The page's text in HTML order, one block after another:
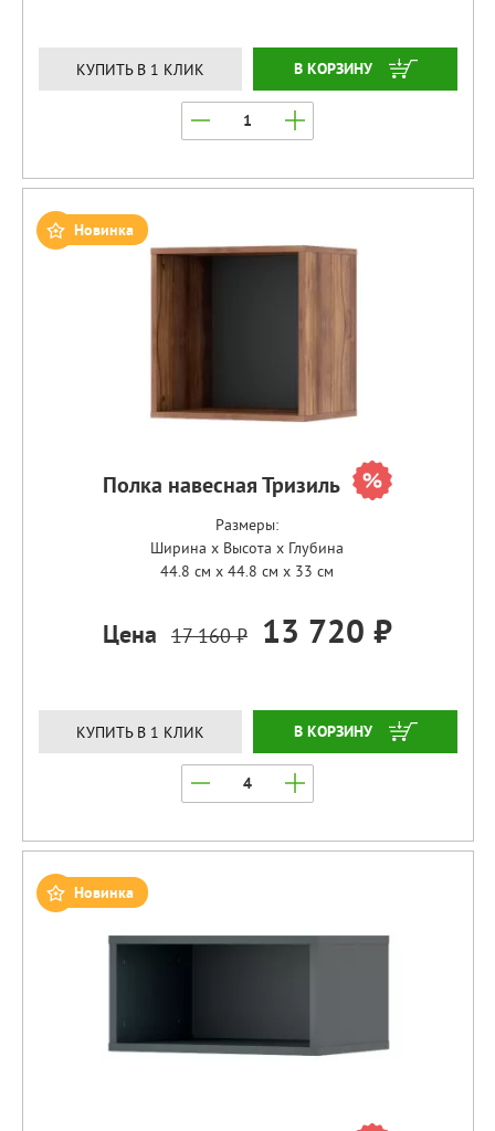
КУПИТЬ В 1 КЛИК ЗАКАЗАТЬ
Новинка
Полка навесная Тризиль
Размеры:
Ширина x Высота x Глубина
44.8 см x 44.8 см x 33 см
Цена 17 160 ₽ 13 720 ₽
КУПИТЬ В 1 КЛИК ЗАКАЗАТЬ
Новинка